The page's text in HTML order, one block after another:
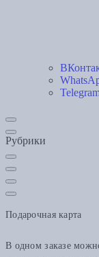
Рубрики
Подарочная карта
В одном заказе